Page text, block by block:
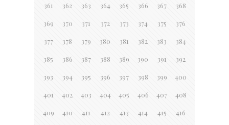
361 362 363 364 365 366 367 368
369 370 371 372 373 374 375 376
377 378 379 380 381 382 383 384
385 386 387 388 389 390 391 392
393 394 395 396 397 398 399 400
401 402 403 404 405 406 407 408
409 410 411 412 413 414 415 416